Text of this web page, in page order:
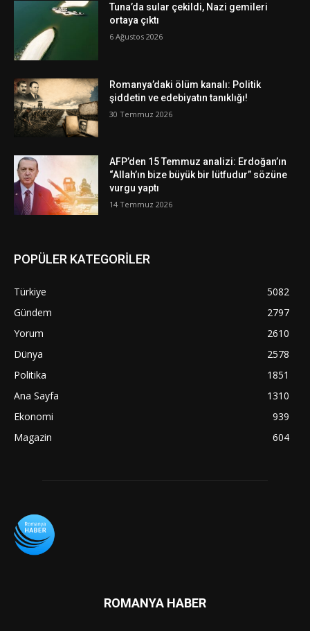
Tuna’da sular çekildi, Nazi gemileri
ortaya çıktı
6 Ağustos 2026
Romanya’daki ölüm kanalı: Politik
şiddetin ve edebiyatın tanıklığı!
30 Temmuz 2026
AFP’den 15 Temmuz analizi: Erdoğan’ın
“Allah’ın bize büyük bir lütfudur” sözüne
vurgu yaptı
14 Temmuz 2026
POPÜLER KATEGORİLER
Türkiye
5082
Gündem
2797
Yorum
2610
Dünya
2578
Politika
1851
Ana Sayfa
1310
Ekonomi
939
Magazin
604
ROMANYA HABER